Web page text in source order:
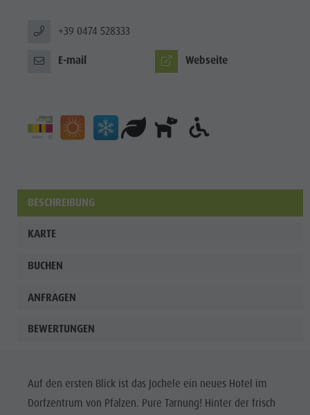
+39 0474 528333
E-mail Webseite
BESCHREIBUNG
KARTE
BUCHEN
ANFRAGEN
BEWERTUNGEN
Auf den ersten Blick ist das Jochele ein neues Hotel im
Dorfzentrum von Pfalzen. Pure Tarnung! Hinter der frisch